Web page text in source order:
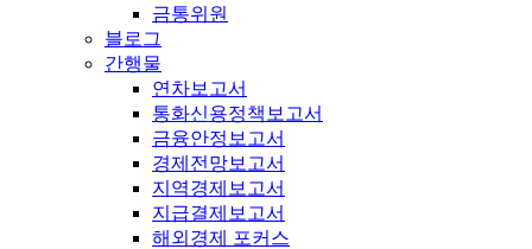
금통위원
블로그
간행물
연차보고서
통화신용정책보고서
금융안정보고서
경제전망보고서
지역경제보고서
지급결제보고서
해외경제 포커스